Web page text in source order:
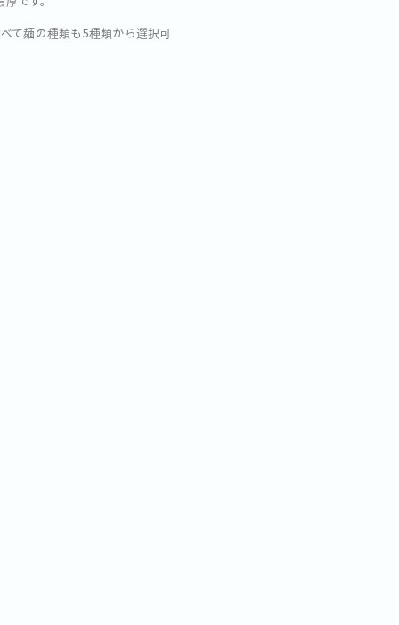
て麺の種類も5種類から選択可